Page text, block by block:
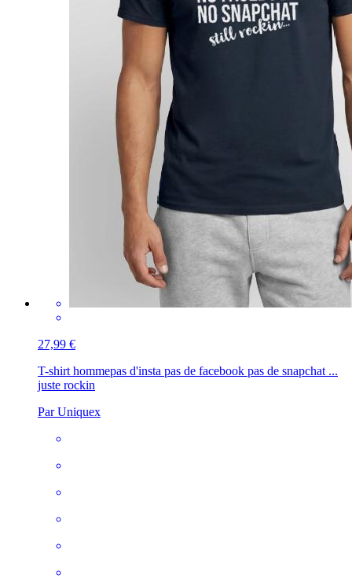
27,99 €
T-shirt hommepas d'insta pas de facebook pas de snapchat ...
juste rockin
Par Uniquex